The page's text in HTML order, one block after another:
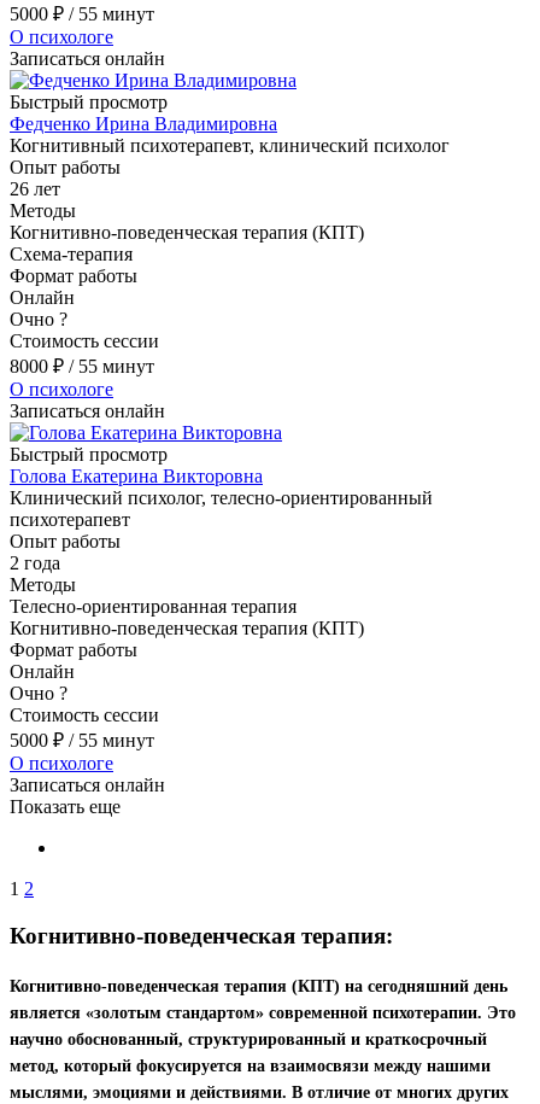
5000 ₽ / 55 минут
О психологе
Записаться онлайн
Быстрый просмотр
Федченко Ирина Владимировна
Когнитивный психотерапевт, клинический психолог
Опыт работы
26 лет
Методы
Когнитивно-поведенческая терапия (КПТ)
Схема-терапия
Формат работы
Онлайн
Очно ?
Стоимость сессии
8000 ₽ / 55 минут
О психологе
Записаться онлайн
Быстрый просмотр
Голова Екатерина Викторовна
Клинический психолог, телесно-ориентированный
психотерапевт
Опыт работы
2 года
Методы
Телесно-ориентированная терапия
Когнитивно-поведенческая терапия (КПТ)
Формат работы
Онлайн
Очно ?
Стоимость сессии
5000 ₽ / 55 минут
О психологе
Записаться онлайн
Показать еще
1 2
Когнитивно-поведенческая терапия:
Когнитивно-поведенческая терапия (КПТ) на сегодняшний день
является «золотым стандартом» современной психотерапии. Это
научно обоснованный, структурированный и краткосрочный
метод, который фокусируется на взаимосвязи между нашими
мыслями, эмоциями и действиями. В отличие от многих других